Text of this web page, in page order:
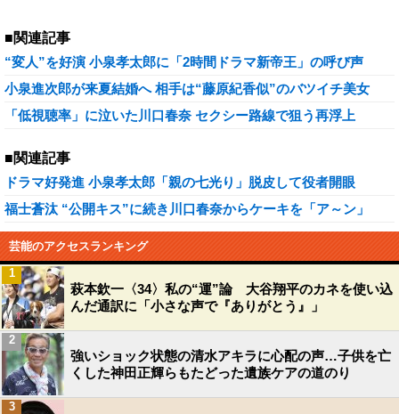
■関連記事
“変人”を好演 小泉孝太郎に「2時間ドラマ新帝王」の呼び声
小泉進次郎が来夏結婚へ 相手は“藤原紀香似”のバツイチ美女
「低視聴率」に泣いた川口春奈 セクシー路線で狙う再浮上
■関連記事
ドラマ好発進 小泉孝太郎「親の七光り」脱皮して役者開眼
福士蒼汰 “公開キス”に続き川口春奈からケーキを「ア～ン」
芸能のアクセスランキング
萩本欽一〈34〉私の“運”論 大谷翔平のカネを使い込
んだ通訳に「小さな声で『ありがとう』」
1
強いショック状態の清水アキラに心配の声…子供を亡
くした神田正輝らもたどった遺族ケアの道のり
2
3